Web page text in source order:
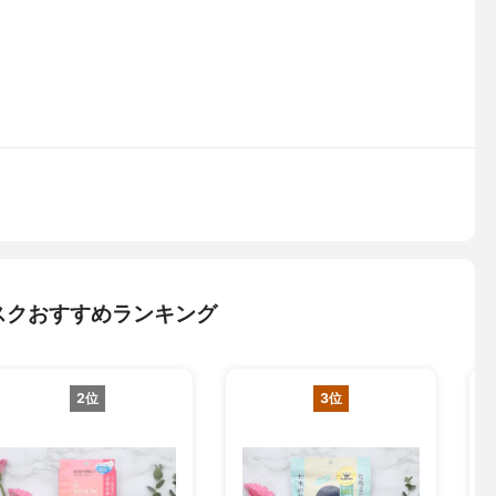
おすすめランキング
2位 3位